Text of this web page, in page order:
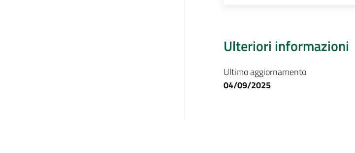
Ulteriori informazioni
Ultimo aggiornamento
04/09/2025